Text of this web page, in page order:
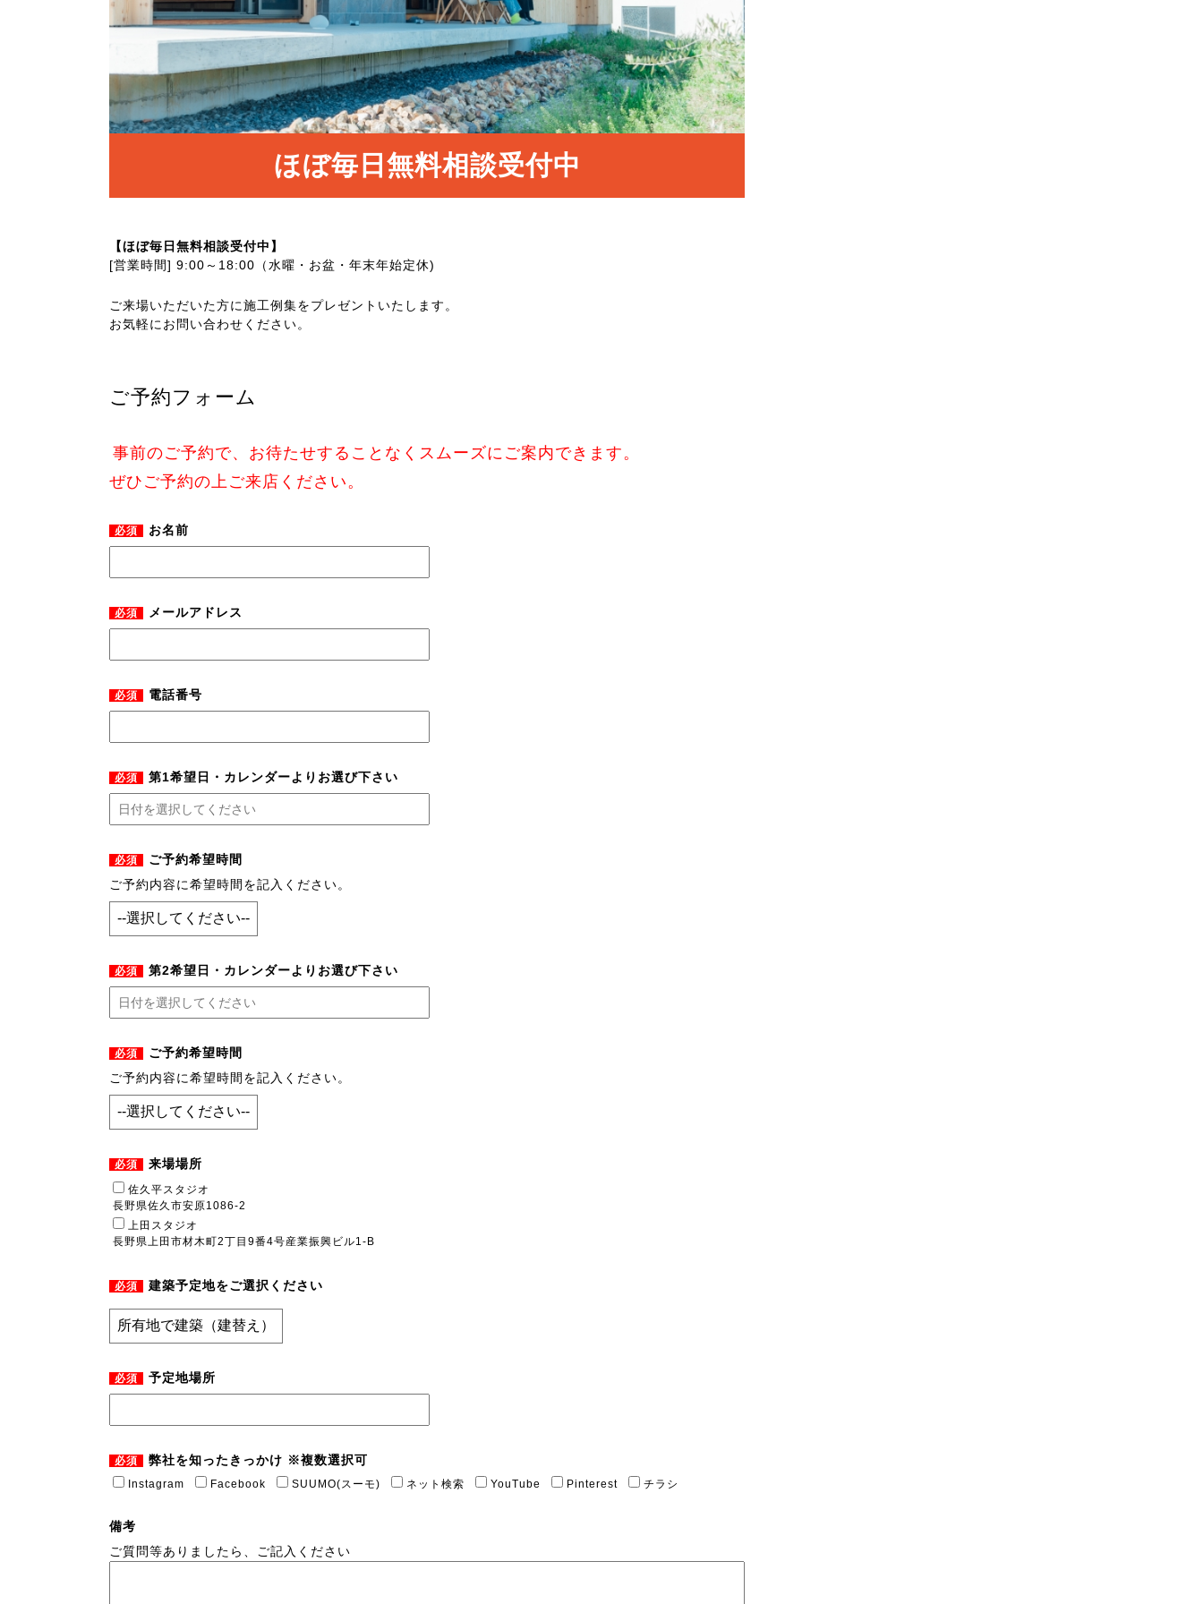
ほぼ毎日無料相談受付中
【ほぼ毎日無料相談受付中】
[営業時間] 9:00～18:00（水曜・お盆・年末年始定休)
ご来場いただいた方に施工例集をプレゼントいたします。
お気軽にお問い合わせください。
ご予約フォーム
事前のご予約で、お待たせすることなくスムーズにご案内できます。
ぜひご予約の上ご来店ください。
必須 お名前
必須 メールアドレス
必須 電話番号
必須 第1希望日・カレンダーよりお選び下さい
必須
ご予約希望時間
ご予約内容に希望時間を記入ください。
必須 第2希望日・カレンダーよりお選び下さい
必須
ご予約希望時間
ご予約内容に希望時間を記入ください。
必須 来場場所
佐久平スタジオ
長野県佐久市安原1086-2
上田スタジオ
長野県上田市材木町2丁目9番4号産業振興ビル1-B
必須 建築予定地をご選択ください
必須 予定地場所
必須 弊社を知ったきっかけ ※複数選択可
Instagram Facebook SUUMO(スーモ) ネット検索 YouTube Pinterest チラシ
備考
ご質問等ありましたら、ご記入ください